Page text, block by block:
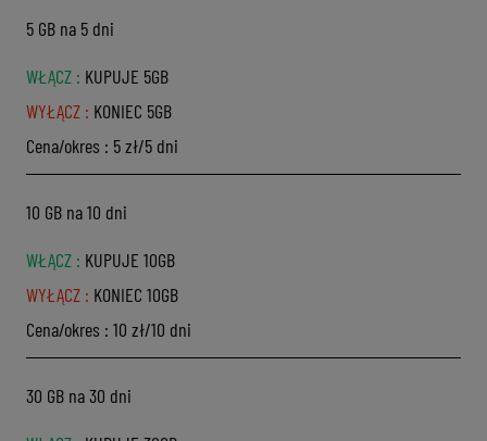
5 GB na 5 dni
WŁĄCZ : KUPUJE 5GB
WYŁĄCZ : KONIEC 5GB
Cena/okres : 5 zł/5 dni
10 GB na 10 dni
WŁĄCZ : KUPUJE 10GB
WYŁĄCZ : KONIEC 10GB
Cena/okres : 10 zł/10 dni
30 GB na 30 dni